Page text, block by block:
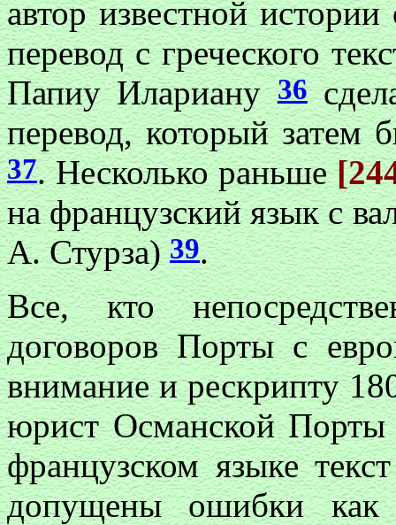
автор известной
перевод с греческого
Папиу Илариану36
перевод, который затем
37. Несколько раньше
на французский язык с
А. Стурза)39.
Все, кто
договоров Порты с
внимание и рескрипту
юрист Османской
французском языке
допущены ошибки как